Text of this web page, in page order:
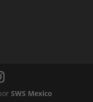
SWS Mexico